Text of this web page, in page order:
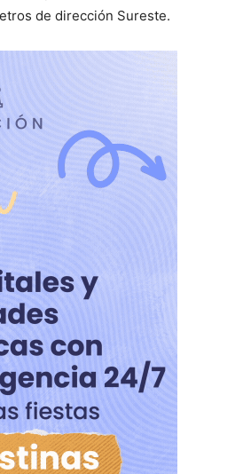
de dirección Sureste.